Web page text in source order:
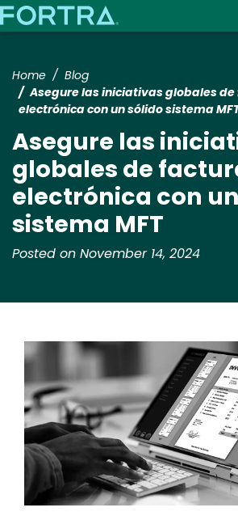
to
Home
Blog
Asegure las iniciativas globales
electrónica con un sólido sistema
Asegure las
globales de
electrónica con
sistema MFT
Posted on November 14, 2024
Image